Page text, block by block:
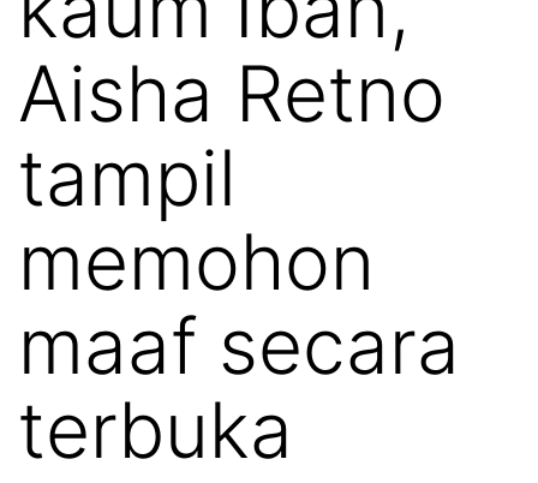
Aisha Retno
tampil
memohon
maaf secara
terbuka